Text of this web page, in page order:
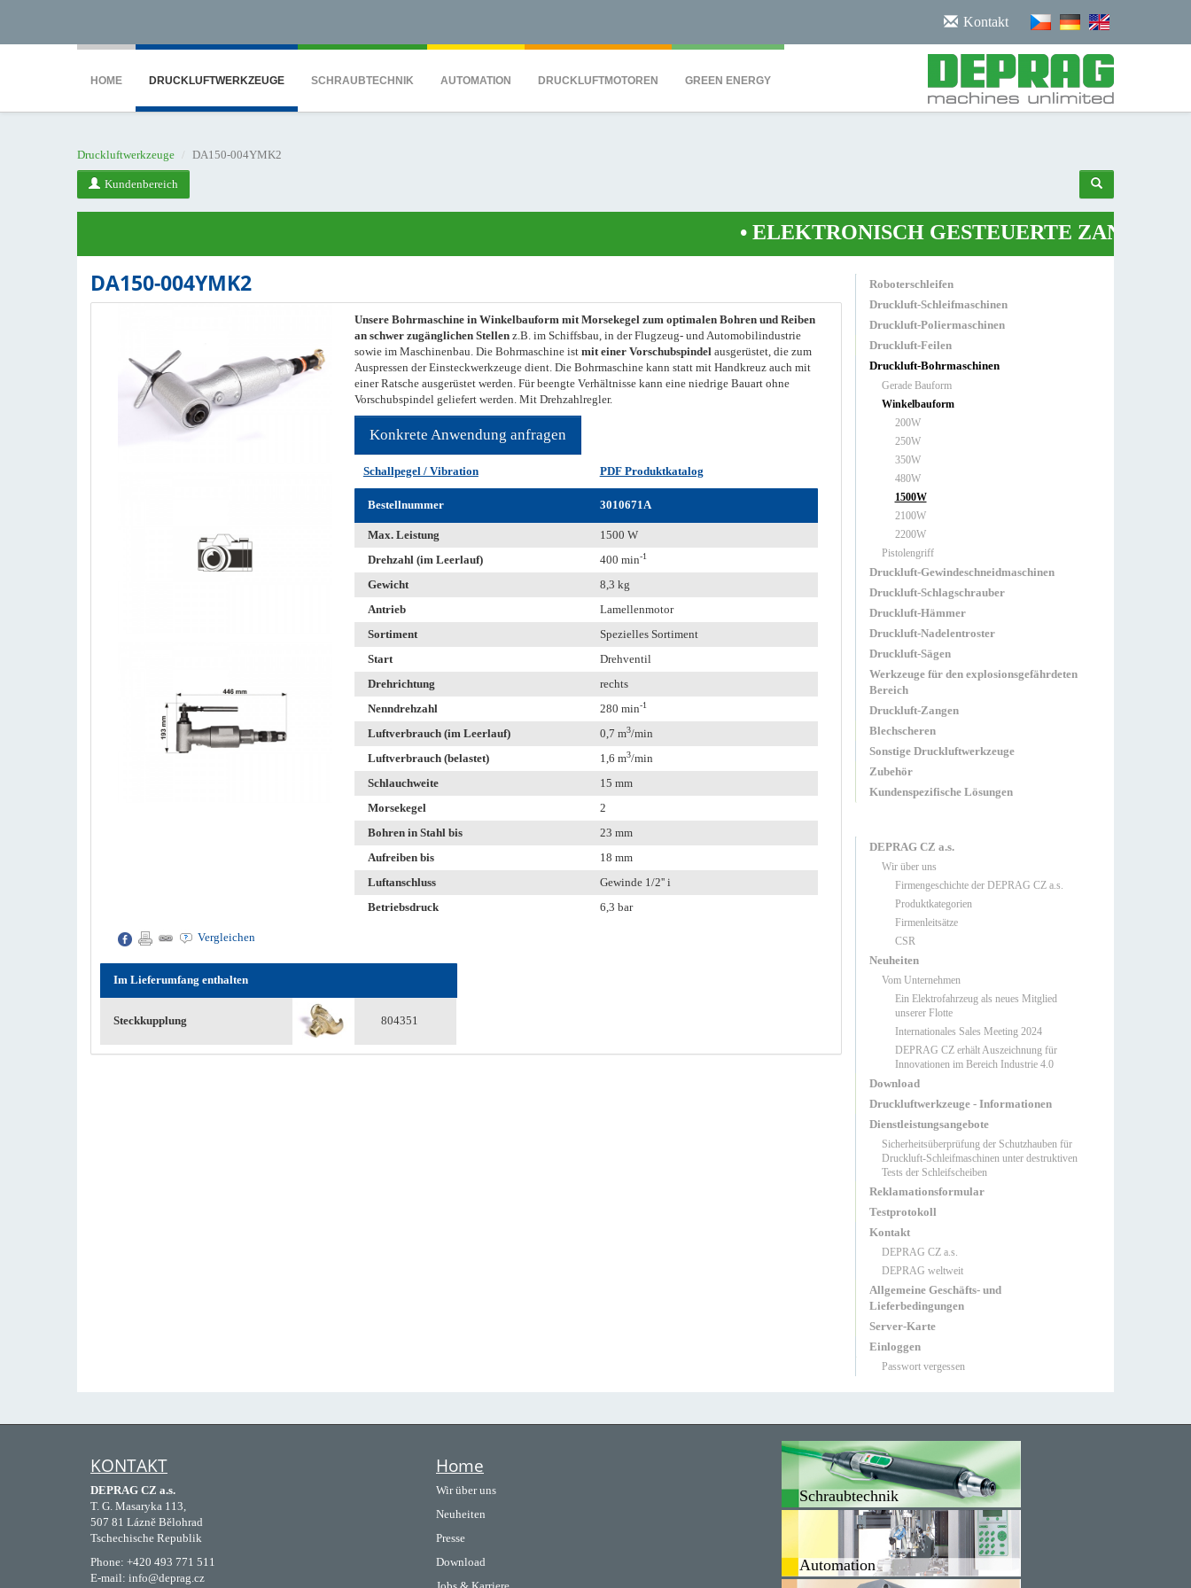
Kontakt
HOME DRUCKLUFTWERKZEUGE SCHRAUBTECHNIK AUTOMATION DRUCKLUFTMOTOREN GREEN ENERGY
Druckluftwerkzeuge DA150-004YMK2
Kundenbereich
ELEKTRONISCH GESTEUERTE ZANGE•
DA150-004YMK2
Unsere Bohrmaschine in Winkelbauform mit Morsekegel zum optimalen Bohren und Reiben
an schwer zugänglichen Stellenz.B. im Schiffsbau, in der Flugzeug- und Automobilindustrie
sowie im Maschinenbau. Die Bohrmaschine ist mit einer Vorschubspindelausgerüstet, die zum
Auspressen der Einsteckwerkzeuge dient. Die Bohrmaschine kann statt mit Handkreuz auch mit
einer Ratsche ausgerüstet werden. Für beengte Verhältnisse kann eine niedrige Bauart ohne
Vorschubspindel geliefert werden. Mit Drehzahlregler.
Konkrete Anwendung anfragen
Schallpegel / Vibration PDF Produktkatalog
Bestellnummer 3010671A
Max. Leistung
1500 W
Drehzahl (im Leerlauf)
400 min-1
Gewicht
8,3 kg
Antrieb
Lamellenmotor
Sortiment
Spezielles Sortiment
Start
Drehventil
Drehrichtung
rechts
Nenndrehzahl
280 min-1
Luftverbrauch (im Leerlauf) 0,7 m3/min
Luftverbrauch (belastet)
1,6 m3/min
Schlauchweite
15 mm
Morsekegel
2
Bohren in Stahl bis
23 mm
Aufreiben bis
18 mm
Luftanschluss
Gewinde 1/2'' i
Betriebsdruck
6,3 bar
Vergleichen
Im Lieferumfang enthalten
Steckkupplung 804351
Roboterschleifen
Druckluft-Schleifmaschinen
Druckluft-Poliermaschinen
Druckluft-Feilen
Druckluft-Bohrmaschinen
Gerade Bauform
Winkelbauform
200W
250W
350W
480W
1500W
2100W
2200W
Pistolengriff
Druckluft-Gewindeschneidmaschinen
Druckluft-Schlagschrauber
Druckluft-Hämmer
Druckluft-Nadelentroster
Druckluft-Sägen
Werkzeuge für den explosionsgefährdeten
Bereich
Druckluft-Zangen
Blechscheren
Sonstige Druckluftwerkzeuge
Zubehör
Kundenspezifische Lösungen
DEPRAG CZ a.s.
Wir über uns
Firmengeschichte der DEPRAG CZ a.s.
Produktkategorien
Firmenleitsätze
CSR
Neuheiten
Vom Unternehmen
Ein Elektrofahrzeug als neues Mitglied
unserer Flotte
Internationales Sales Meeting 2024
DEPRAG CZ erhält Auszeichnung für
Innovationen im Bereich Industrie 4.0
Download
Druckluftwerkzeuge - Informationen
Dienstleistungsangebote
Sicherheitsüberprüfung der Schutzhauben für
Druckluft-Schleifmaschinen unter destruktiven
Tests der Schleifscheiben
Reklamationsformular
Testprotokoll
Kontakt
DEPRAG CZ a.s.
DEPRAG weltweit
Allgemeine Geschäfts- und
Lieferbedingungen
Server-Karte
Einloggen
Passwort vergessen
KONTAKT
DEPRAG CZ a.s.
T. G. Masaryka 113,
507 81 Lázně Bělohrad
Tschechische Republik
Phone: +420 493 771 511
E-mail: info@deprag.cz
Home
Wir über uns
Neuheiten
Presse
Download
Schraubtechnik
Automation